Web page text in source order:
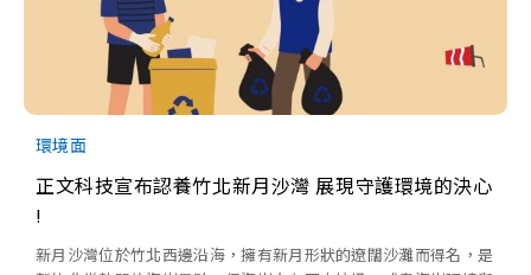
環境面
正文科技宣布認養竹北新月沙灣 展現守護環境的決心
!
新月沙灣位於竹北西邊沿海，擁有新月形狀的遼闊沙灘而得名，是